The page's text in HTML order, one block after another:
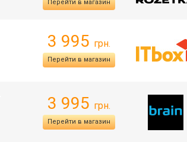
Перейти в магазин
3 995 грн.
Перейти в магазин
3 995 грн.
Перейти в магазин